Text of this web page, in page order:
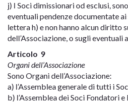
j) I Soci dimissionari od esclusi,
eventuali pendenze documentate
lettera h) e non hanno alcun diritto
dell’Associazione, o sugli eventuali
Articolo 9
Organi dell’Associazione
Sono Organi dell’Associazione:
a) l’Assemblea generale di tutti i
b) l’Assemblea dei Soci Fondatori